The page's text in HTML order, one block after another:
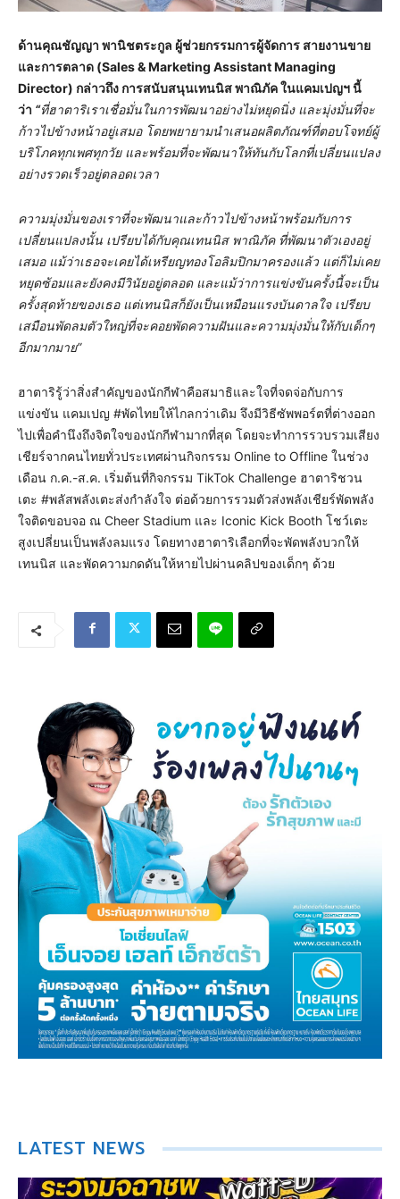
ด้านคุณชัญญา พานิชตระกูล ผู้ช่วยกรรมการผู้จัดการ สายงานขาย
และการตลาด (Sales & Marketing Assistant Managing
Director) กล่าวถึง การสนับสนุนเทนนิส พาณิภัค ในแคมเปญฯ นี้
ว่า “ที่ฮาตาริเราเชื่อมั่นในการพัฒนาอย่างไม่หยุดนิ่ง และมุ่งมั่นที่จะ
ก้าวไปข้างหน้าอยู่เสมอ โดยพยายามนำเสนอผลิตภัณฑ์ที่ตอบโจทย์ผู้
บริโภคทุกเพศทุกวัย และพร้อมที่จะพัฒนาให้ทันกับโลกที่เปลี่ยนแปลง
อย่างรวดเร็วอยู่ตลอดเวลา
ความมุ่งมั่นของเราที่จะพัฒนาและก้าวไปข้างหน้าพร้อมกับการ
เปลี่ยนแปลงนั้น เปรียบได้กับคุณเทนนิส พาณิภัค ที่พัฒนาตัวเองอยู่
เสมอ แม้ว่าเธอจะเคยได้เหรียญทองโอลิมปิกมาครองแล้ว แต่ก็ไม่เคย
หยุดซ้อมและยังคงมีวินัยอยู่ตลอด และแม้ว่าการแข่งขันครั้งนี้จะเป็น
ครั้งสุดท้ายของเธอ แต่เทนนิสก็ยังเป็นเหมือนแรงบันดาลใจ เปรียบ
เสมือนพัดลมตัวใหญ่ที่จะคอยพัดความฝันและความมุ่งมั่นให้กับเด็กๆ
อีกมากมาย”
ฮาตาริรู้ว่าสิ่งสําคัญของนักกีฬาคือสมาธิและใจที่จดจ่อกับการ
แข่งขัน แคมเปญ #พัดไทยให้ไกลกว่าเดิม จึงมีวิธีซัพพอร์ตที่ต่างออก
ไปเพื่อคำนึงถึงจิตใจของนักกีฬามากที่สุด โดยจะทำการรวบรวมเสียง
เชียร์จากคนไทยทั่วประเทศผ่านกิจกรรม Online to Offline ในช่วง
เดือน ก.ค.-ส.ค. เริ่มต้นที่กิจกรรม TikTok Challenge ฮาตาริชวน
เตะ #พลัสพลังเตะส่งกำลังใจ ต่อด้วยการรวมตัวส่งพลังเชียร์พัดพลัง
ใจติดขอบจอ ณ Cheer Stadium และ Iconic Kick Booth โชว์เตะ
สูงเปลี่ยนเป็นพลังลมแรง โดยทางฮาตาริเลือกที่จะพัดพลังบวกให้
เทนนิส และพัดความกดดันให้หายไปผ่านคลิปของเด็กๆ ด้วย
LATEST NEWS